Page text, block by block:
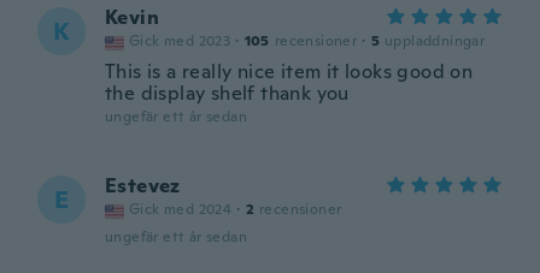
K Kevin
Gick med 2023 · 105 recensioner · 5 uppladdningar
This is a really nice item it looks good on
the display shelf thank you
ungefär ett år sedan
E Estevez
Gick med 2024 · 2 recensioner
ungefär ett år sedan